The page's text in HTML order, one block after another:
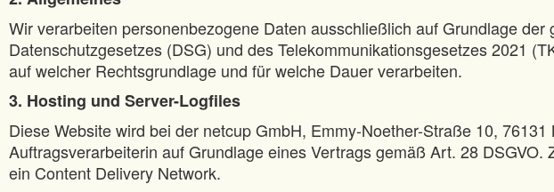
Wir verarbeiten personenbezogene Daten ausschließlich auf Grundlage
Datenschutzgesetzes (DSG) und des Telekommunikationsgesetzes 2021
auf welcher Rechtsgrundlage und für welche Dauer verarbeiten.
3. Hosting und Server-Logfiles
Diese Website wird bei der netcup GmbH, Emmy-Noether-Straße 10,
Auftragsverarbeiterin auf Grundlage eines Vertrags gemäß Art. 28
ein Content Delivery Network.